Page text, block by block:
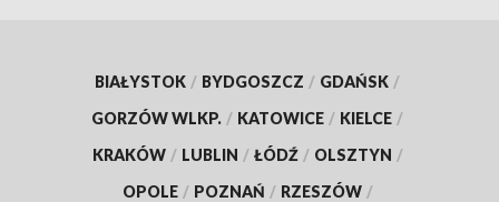
BIAŁYSTOK / BYDGOSZCZ / GDAŃSK /
GORZÓW WLKP. / KATOWICE / KIELCE /
KRAKÓW / LUBLIN / ŁÓDŹ / OLSZTYN /
OPOLE / POZNAŃ / RZESZÓW /